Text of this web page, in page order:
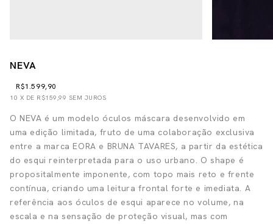
NEVA
R$1.599,90
10 X DE R$159,99 SEM JUROS
O NEVA é um modelo óculos máscara desenvolvido em
uma edição limitada, fruto de uma colaboração exclusiva
entre a marca EORA e BRUNA TAVARES, a partir da estética
do esqui reinterpretada para o uso urbano. O shape é
propositalmente imponente, com topo mais reto e frente
contínua, criando uma leitura frontal forte e imediata. A
referência aos óculos de esqui aparece no volume, na
escala e na sensação de proteção visual, mas com